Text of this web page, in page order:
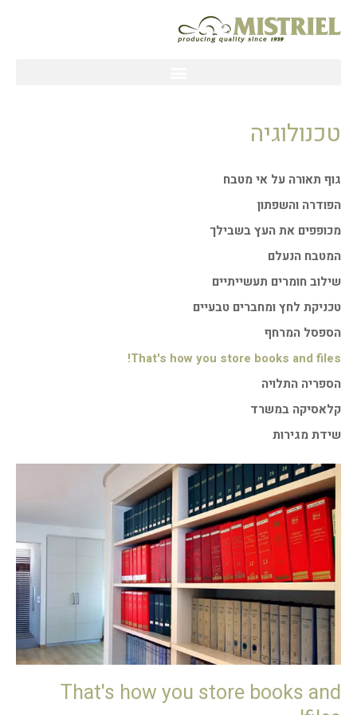
לתוכן
טכנולוגיה
גוף תאורה על אי מטבח
הפודרה והשפתון
מכופפים את העץ בשבילך
המטבח הנעלם
שילוב חומרים תעשייתיים
טכניקת לחץ ומחברים טבעיים
הספסל המרחף
That's how you store books and files!
הספריה התלויה
קלאסיקה במשרד
שידת מגירות
That's how you store books and